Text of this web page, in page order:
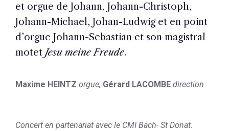
et orgue de Johann, Johann-Christoph,
Johann-Michael, Johan-Ludwig et en point
d’orgue Johann-Sebastian et son magistral
motet Jesu meine Freude.
Maxime HEINTZ orgue, Gérard LACOMBE direction
Concert en partenariat avec le CMI Bach- St Donat.